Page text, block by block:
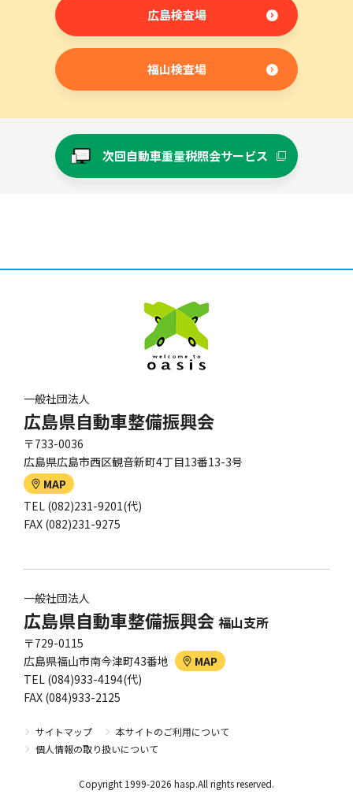
広島検査場
福山検査場
次回自動車重量税照会サービス
一般社団法人
広島県自動車整備振興会
〒733-0036
広島県広島市西区観音新町4丁目13番13-3号
MAP
TEL (082)231-9201(代)
FAX (082)231-9275
一般社団法人
広島県自動車整備振興会 福山支所
〒729-0115
広島県福山市南今津町43番地
MAP
TEL (084)933-4194(代)
FAX (084)933-2125
サイトマップ
本サイトのご利用について
個人情報の取り扱いについて
Copyright 1999-2026 hasp.All rights reserved.